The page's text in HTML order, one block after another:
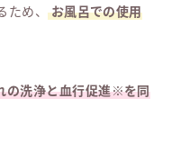
ため、お風呂での使用
の洗浄と血行促進※を同